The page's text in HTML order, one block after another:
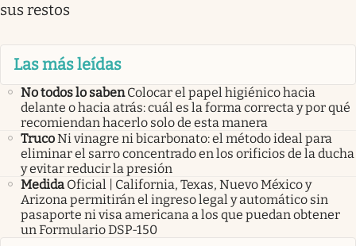
sus restos
Las más leídas
No todos lo saben Colocar el papel higiénico hacia
delante o hacia atrás: cuál es la forma correcta y por qué
recomiendan hacerlo solo de esta manera
TrucoNi vinagre ni bicarbonato: el método ideal para
eliminar el sarro concentrado en los orificios de la ducha
y evitar reducir la presión
Medida Oficial | California, Texas, Nuevo México y
Arizona permitirán el ingreso legal y automático sin
pasaporte ni visa americana a los que puedan obtener
un Formulario DSP-150